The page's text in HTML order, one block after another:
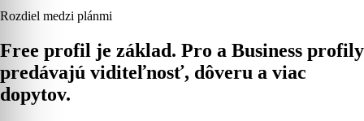
Rozdiel medzi plánmi
Free profil je základ. Pro a Business profily
predávajú viditeľnosť, dôveru a viac
dopytov.